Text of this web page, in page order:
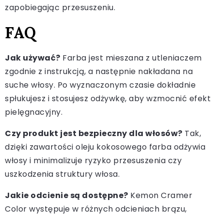
zapobiegając przesuszeniu.
FAQ
Jak używać? Farba jest mieszana z utleniaczem
zgodnie z instrukcją, a następnie nakładana na
suche włosy. Po wyznaczonym czasie dokładnie
spłukujesz i stosujesz odżywkę, aby wzmocnić efekt
pielęgnacyjny.
Czy produkt jest bezpieczny dla włosów? Tak,
dzięki zawartości oleju kokosowego farba odżywia
włosy i minimalizuje ryzyko przesuszenia czy
uszkodzenia struktury włosa.
Jakie odcienie są dostępne? Kemon Cramer
Color występuje w różnych odcieniach brązu,